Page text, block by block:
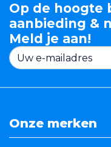
Op de hoogte
aanbieding &
Meld je aan!
Onze merken